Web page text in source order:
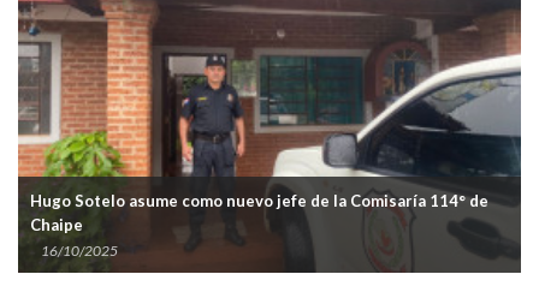
Hugo Sotelo asume como nuevo jefe de la Comisaría 114° de
Chaipe
16/10/2025